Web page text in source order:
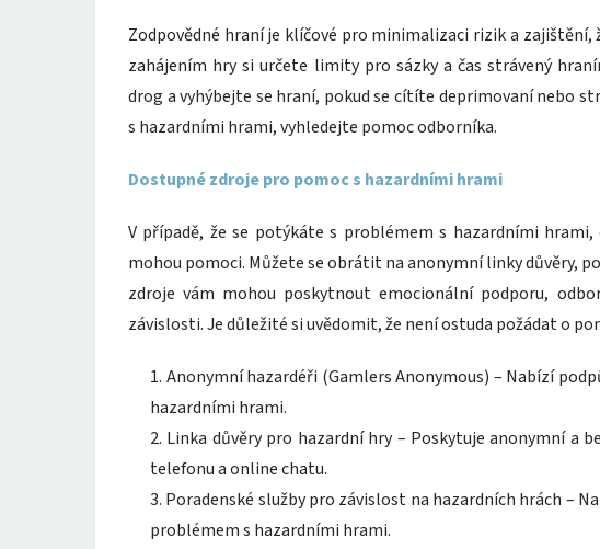
Zodpovědné hraní je klíčové pro minimalizaci rizik a zajištění,
zahájením hry si určete limity pro sázky a čas strávený
drog a vyhýbejte se hraní, pokud se cítíte deprimovaní nebo
s hazardními hrami, vyhledejte pomoc odborníka.
Dostupné zdroje pro pomoc s hazardními hrami
V případě, že se potýkáte s problémem s hazardními
mohou pomoci. Můžete se obrátit na anonymní linky důvěry,
zdroje vám mohou poskytnout emocionální podporu,
závislosti. Je důležité si uvědomit, že není ostuda požádat o
Anonymní hazardéři (Gamlers Anonymous) – Nabízí
hazardními hrami.
Linka důvěry pro hazardní hry – Poskytuje anonymní a
telefonu a online chatu.
Poradenské služby pro závislost na hazardních hrách –
problémem s hazardními hrami.